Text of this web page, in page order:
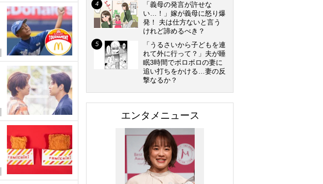
「義母の発言が許せな
い…！」嫁が義母に怒り爆
発！ 夫は仕方ないと言う
けれど諦めるべき？
「うるさいから子どもを連
れて外に行って？」夫が睡
眠3時間でボロボロの妻に
追い打ちをかける…妻の反
撃なるか？
エンタメニュース